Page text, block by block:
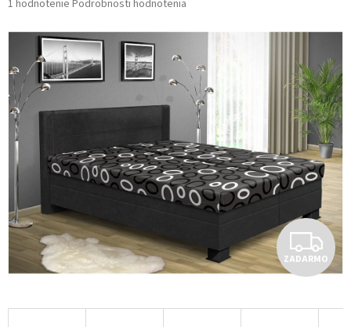
Priemerné
produktu
5,0
z
5
hviezdičiek.
1 hodnotenie Podrobnosti hodnotenia
Z
A
D
ZADARMO